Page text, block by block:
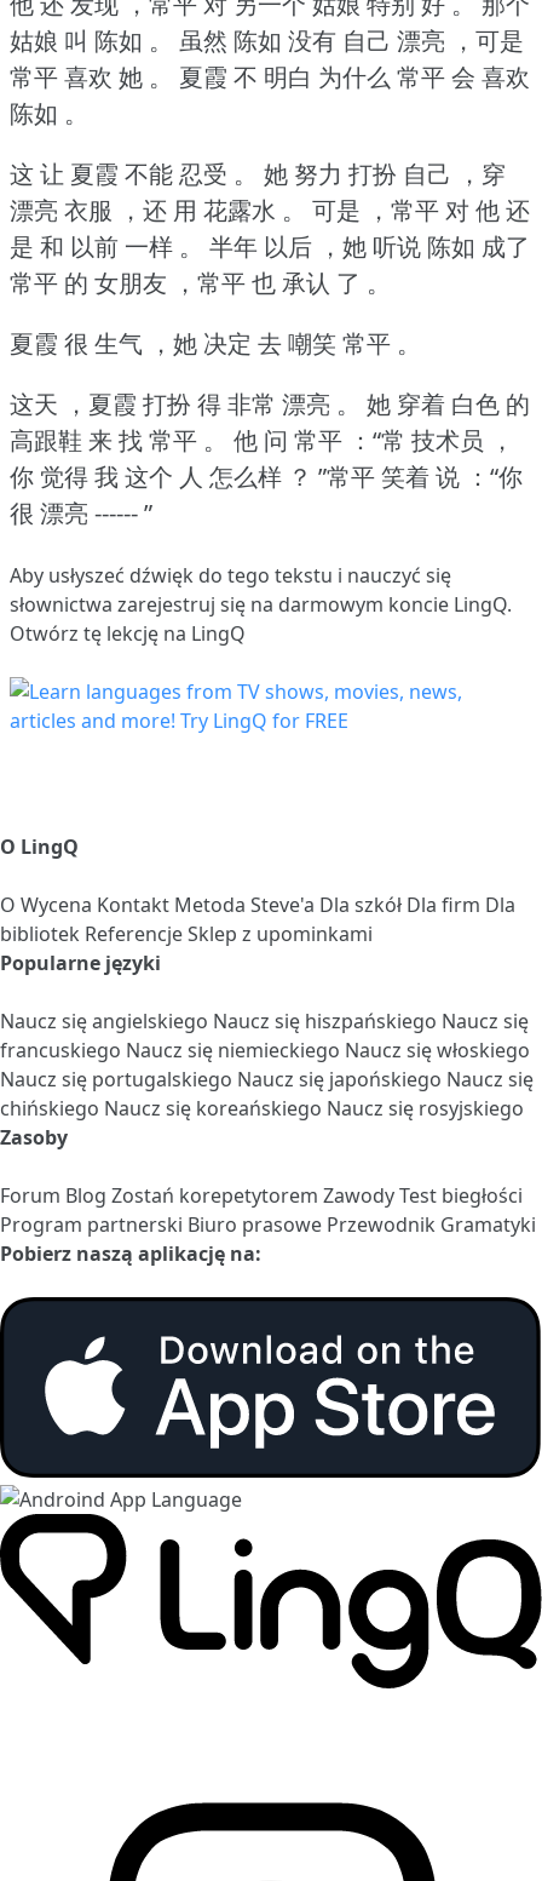
姑娘 叫 陈如 。
虽然 陈如 没有 自己 漂亮 ，可是
常平 喜欢 她 。
夏霞 不 明白 为什么 常平 会 喜欢
陈如 。
这 让 夏霞 不能 忍受 。
她 努力 打扮 自己 ，穿
漂亮 衣服 ，还 用 花露水 。
可是 ，常平 对 他 还
是 和 以前 一样 。
半年 以后 ，她 听说 陈如 成了
常平 的 女朋友 ，常平 也 承认 了 。
夏霞 很 生气 ，她 决定 去 嘲笑 常平 。
这天 ，夏霞 打扮 得 非常 漂亮 。
她 穿着 白色 的
高跟鞋 来 找 常平 。
他 问 常平 ：“常 技术员 ，
你 觉得 我 这个 人 怎么样 ？ ”常平 笑着 说 ：“你
很 漂亮 ------ ”
Aby usłyszeć dźwięk do tego tekstu i nauczyć się
słownictwa zarejestruj się na darmowym koncie LingQ.
Otwórz tę lekcję na LingQ
O LingQ
O Wycena Kontakt Metoda Steve'a Dla szkół Dla firm Dla
bibliotek ReferencjeSklep z upominkami
Popularne języki
Naucz się angielskiego Naucz się hiszpańskiego Naucz się
francuskiego Naucz się niemieckiego Naucz się włoskiego
Naucz się portugalskiego Naucz się japońskiego Naucz się
chińskiego Naucz się koreańskiego Naucz się rosyjskiego
Zasoby
Forum Blog Zostań korepetytorem ZawodyTest biegłości
Program partnerski Biuro prasowe Przewodnik Gramatyki
Pobierz naszą aplikację na: